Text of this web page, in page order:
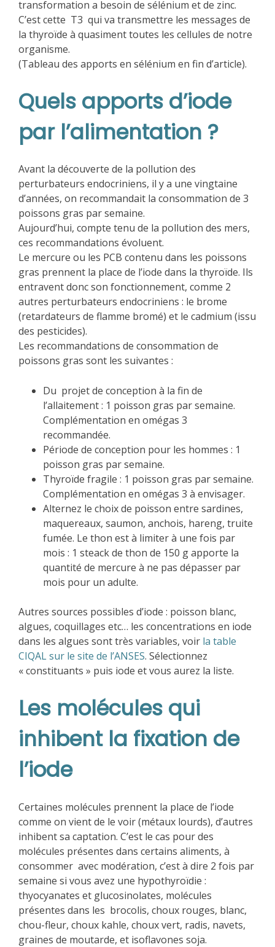
transformation a besoin de sélénium et de zinc.
C’est cette T3 qui va transmettre les messages de
la thyroïde à quasiment toutes les cellules de notre
organisme.
(Tableau des apports en sélénium en fin d’article).
Quels apports d’iode
par l’alimentation ?
Avant la découverte de la pollution des
perturbateurs endocriniens, il y a une vingtaine
d’années, on recommandait la consommation de 3
poissons gras par semaine.
Aujourd’hui, compte tenu de la pollution des mers,
ces recommandations évoluent.
Le mercure ou les PCB contenu dans les poissons
gras prennent la place de l’iode dans la thyroïde. Ils
entravent donc son fonctionnement, comme 2
autres perturbateurs endocriniens : le brome
(retardateurs de flamme bromé) et le cadmium (issu
des pesticides).
Les recommandations de consommation de
poissons gras sont les suivantes :
Du projet de conception à la fin de
l’allaitement : 1 poisson gras par semaine.
Complémentation en omégas 3
recommandée.
Période de conception pour les hommes : 1
poisson gras par semaine.
Thyroïde fragile : 1 poisson gras par semaine.
Complémentation en omégas 3 à envisager.
Alternez le choix de poisson entre sardines,
maquereaux, saumon, anchois, hareng, truite
fumée. Le thon est à limiter à une fois par
mois : 1 steack de thon de 150 g apporte la
quantité de mercure à ne pas dépasser par
mois pour un adulte.
Autres sources possibles d’iode : poisson blanc,
algues, coquillages etc… les concentrations en iode
dans les algues sont très variables, voir la table
CIQAL sur le site de l’ANSES. Sélectionnez
« constituants » puis iode et vous aurez la liste.
Les molécules qui
inhibent la fixation de
l’iode
Certaines molécules prennent la place de l’iode
comme on vient de le voir (métaux lourds), d’autres
inhibent sa captation. C’est le cas pour des
molécules présentes dans certains aliments, à
consommer avec modération, c’est à dire 2 fois par
semaine si vous avez une hypothyroïdie :
thyocyanates et glucosinolates, molécules
présentes dans les brocolis, choux rouges, blanc,
chou-fleur, choux kahle, choux vert, radis, navets,
graines de moutarde, et isoflavones soja.